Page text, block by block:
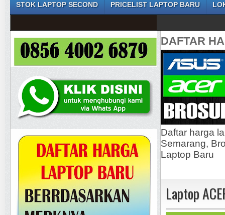
STOK LAPTOP SECOND PRICELIST LAPTOP BARU
DAFTAR
Daftar harga
Semarang,
Laptop Baru
Laptop